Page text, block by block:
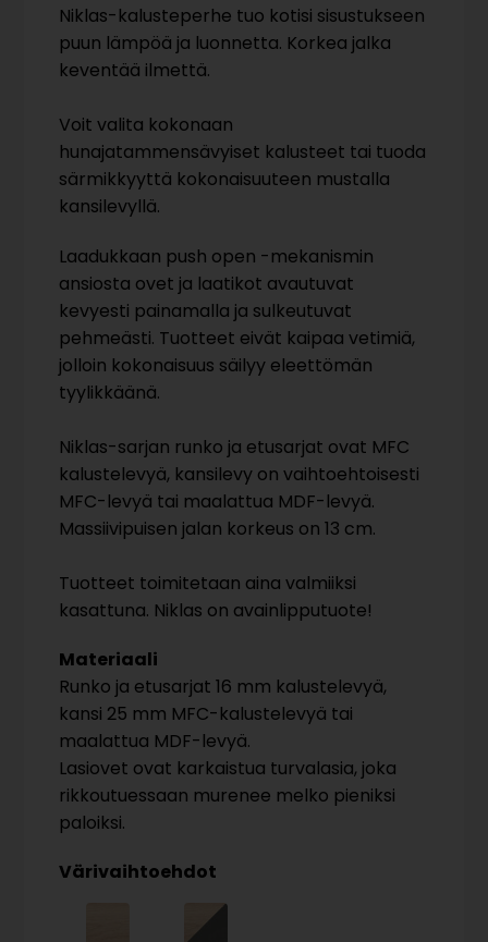
Niklas-kalusteperhe tuo kotisi sisustukseen
puun lämpöä ja luonnetta. Korkea jalka
keventää ilmettä.
Voit valita kokonaan
hunajatammensävyiset kalusteet tai tuoda
särmikkyyttä kokonaisuuteen mustalla
kansilevyllä.
Laadukkaan push open -mekanismin
ansiosta ovet ja laatikot avautuvat
kevyesti painamalla ja sulkeutuvat
pehmeästi. Tuotteet eivät kaipaa vetimiä,
jolloin kokonaisuus säilyy eleettömän
tyylikkäänä.
Niklas-sarjan runko ja etusarjat ovat MFC
kalustelevyä, kansilevy on vaihtoehtoisesti
MFC-levyä tai maalattua MDF-levyä.
Massiivipuisen jalan korkeus on 13 cm.
Tuotteet toimitetaan aina valmiiksi
kasattuna. Niklas on avainlipputuote!
Materiaali
Runko ja etusarjat 16 mm kalustelevyä,
kansi 25 mm MFC-kalustelevyä tai
maalattua MDF-levyä.
Lasiovet ovat karkaistua turvalasia, joka
rikkoutuessaan murenee melko pieniksi
paloiksi.
Värivaihtoehdot